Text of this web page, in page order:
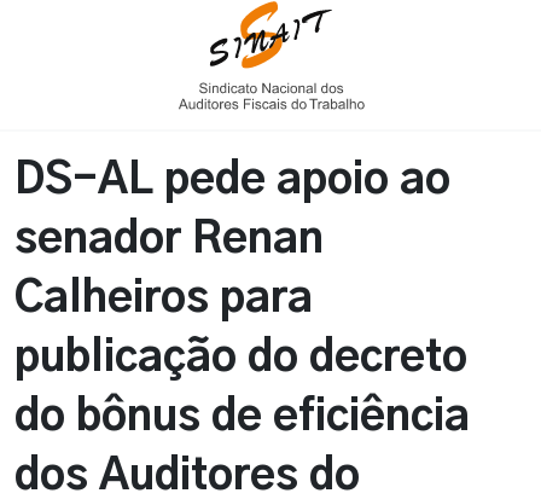
DS-AL pede apoio ao
senador Renan
Calheiros para
publicação do decreto
do bônus de eficiência
dos Auditores do